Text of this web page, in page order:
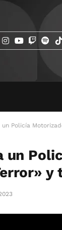
un Policía
un
y